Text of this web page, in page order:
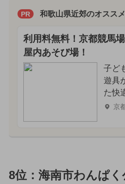
PR 和歌山県近郊のオスス
利用料無料！京都競馬
屋内あそび場！
子ど
遊具
た快
京
8位：海南市わんぱく